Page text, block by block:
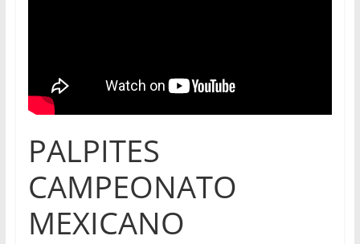
PALPITES
CAMPEONATO
MEXICANO